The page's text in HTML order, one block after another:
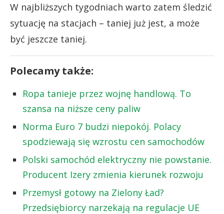
W najbliższych tygodniach warto zatem śledzić
sytuację na stacjach – taniej już jest, a może
być jeszcze taniej.
Polecamy także:
Ropa tanieje przez wojnę handlową. To
szansa na niższe ceny paliw
Norma Euro 7 budzi niepokój. Polacy
spodziewają się wzrostu cen samochodów
Polski samochód elektryczny nie powstanie.
Producent Izery zmienia kierunek rozwoju
Przemysł gotowy na Zielony Ład?
Przedsiębiorcy narzekają na regulacje UE